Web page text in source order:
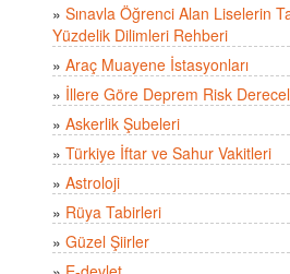
» Sınavla Öğrenci Alan Liselerin
Yüzdelik Dilimleri Rehberi
» Araç Muayene İstasyonları
» İllere Göre Deprem Risk
» Askerlik Şubeleri
» Türkiye İftar ve Sahur Vakitleri
» Astroloji
» Rüya Tabirleri
» Güzel Şiirler